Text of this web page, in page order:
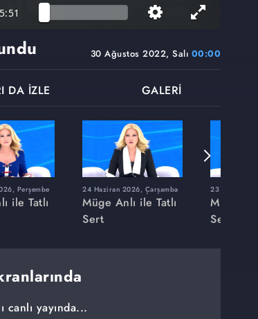
30 Ağustos 2022, Salı 00:00
DA İZLE GALERİ
Perşembe
ile Tatlı
24 Haziran 2026, Çarşamba
Müge Anlı ile Tatlı
Sert
23 Haziran
Müge
Sert
canlı yayında...